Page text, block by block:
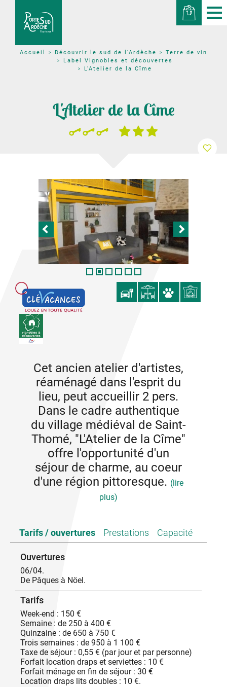
Accueil Découvrir le sud de l'Ardèche
Terre de vin
Label Vignobles et découvertes
L'Atelier de la Cîme
L'Atelier de la Cîme
Cet ancien atelier d'artistes,
réaménagé dans l'esprit du
lieu, peut accueillir 2 pers.
Dans le cadre authentique
du village médiéval de Saint-
Thomé, "L'Atelier de la Cîme"
offre l'opportunité d'un
séjour de charme, au coeur
d'une région pittoresque. (lire
plus)
repas, bibliothèque, TV, LL, salle de bains, toilettes.
Cuisine indépendante équipée. Chambre en
mezzanine (lit 2 pers.) + canapé lit dans le séjour.
Jardin et terrasse privés 25m², salon de jardin,
barbecue. Meubles anciens et œuvres originales
d'artistes. Plan d'eau 2km. Piscine municipale 6km.
Canoë-kayak, golf 20km.
Tarifs / ouvertures Prestations Capacité
Ouvertures
06/04.
De Pâques à Nöel.
Tarifs
Week-end : 150 €
Semaine : de 250 à 400 €
Quinzaine : de 650 à 750 €
Trois semaines : de 950 à 1 100 €
Taxe de séjour : 0,55 € (par jour et par personne)
Forfait location draps et serviettes : 10 €
Forfait ménage en fin de séjour : 30 €
Location draps lits doubles : 10 €.